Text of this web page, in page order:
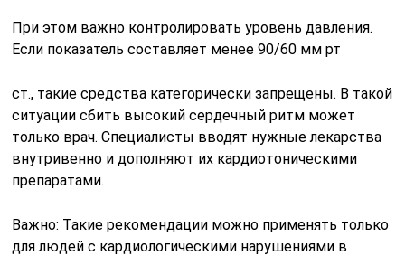
При этом важно контролировать уровень давления.
Если показатель составляет менее 90/60 мм рт
ст., такие средства категорически запрещены. В такой
ситуации сбить высокий сердечный ритм может
только врач. Специалисты вводят нужные лекарства
внутривенно и дополняют их кардиотоническими
препаратами.
Важно: Такие рекомендации можно применять только
для людей с кардиологическими нарушениями в